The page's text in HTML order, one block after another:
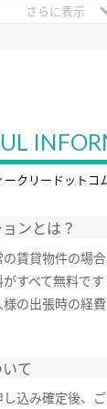
さらに表示
ークリードットコ
ンとは？
の賃貸物件の場
すべて無料です
様の出張時の経
て
し込み確定後、